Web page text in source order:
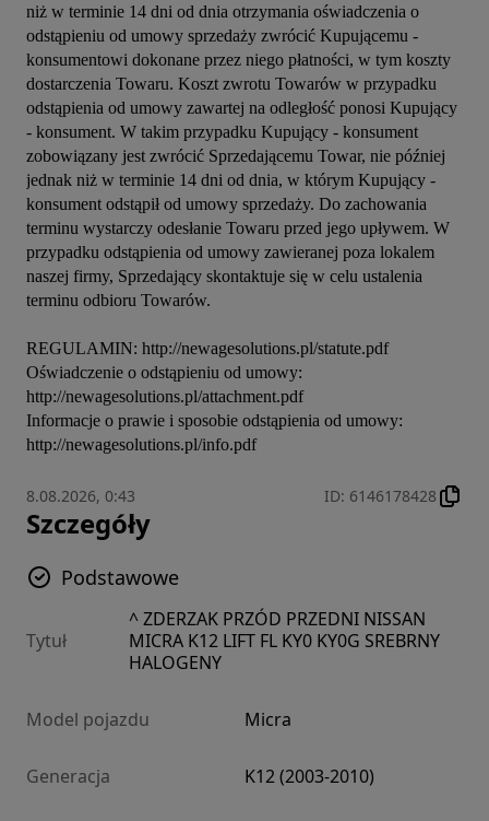
niż w terminie 14 dni od dnia otrzymania oświadczenia o
odstąpieniu od umowy sprzedaży zwrócić Kupującemu -
konsumentowi dokonane przez niego płatności, w tym koszty
dostarczenia Towaru. Koszt zwrotu Towarów w przypadku
odstąpienia od umowy zawartej na odległość ponosi Kupujący
- konsument. W takim przypadku Kupujący - konsument
zobowiązany jest zwrócić Sprzedającemu Towar, nie później
jednak niż w terminie 14 dni od dnia, w którym Kupujący -
konsument odstąpił od umowy sprzedaży. Do zachowania
terminu wystarczy odesłanie Towaru przed jego upływem. W
przypadku odstąpienia od umowy zawieranej poza lokalem
naszej firmy, Sprzedający skontaktuje się w celu ustalenia
terminu odbioru Towarów.
REGULAMIN: http://newagesolutions.pl/statute.pdf
Oświadczenie o odstąpieniu od umowy:
http://newagesolutions.pl/attachment.pdf
Informacje o prawie i sposobie odstąpienia od umowy:
http://newagesolutions.pl/info.pdf
8.08.2026, 0:43 ID: 6146178428
Szczegóły
Podstawowe
Tytuł
^ ZDERZAK PRZÓD PRZEDNI NISSAN
MICRA K12 LIFT FL KY0 KY0G SREBRNY
HALOGENY
Model pojazdu Micra
Generacja K12 (2003-2010)